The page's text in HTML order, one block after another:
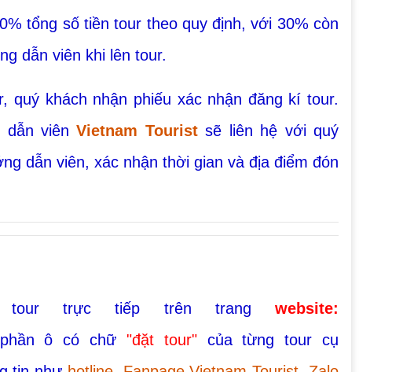
tổng số tiền tour theo quy định, với 30% còn
dẫn viên khi lên tour.
quý khách nhận phiếu xác nhận đăng kí tour.
dẫn viênVietnam Touristsẽ liên hệ với quý
dẫn viên, xác nhận thời gian và địa điểm đón
trực tiếp trên trang website:
ô có chữ "đặt tour" của từng tour cụ